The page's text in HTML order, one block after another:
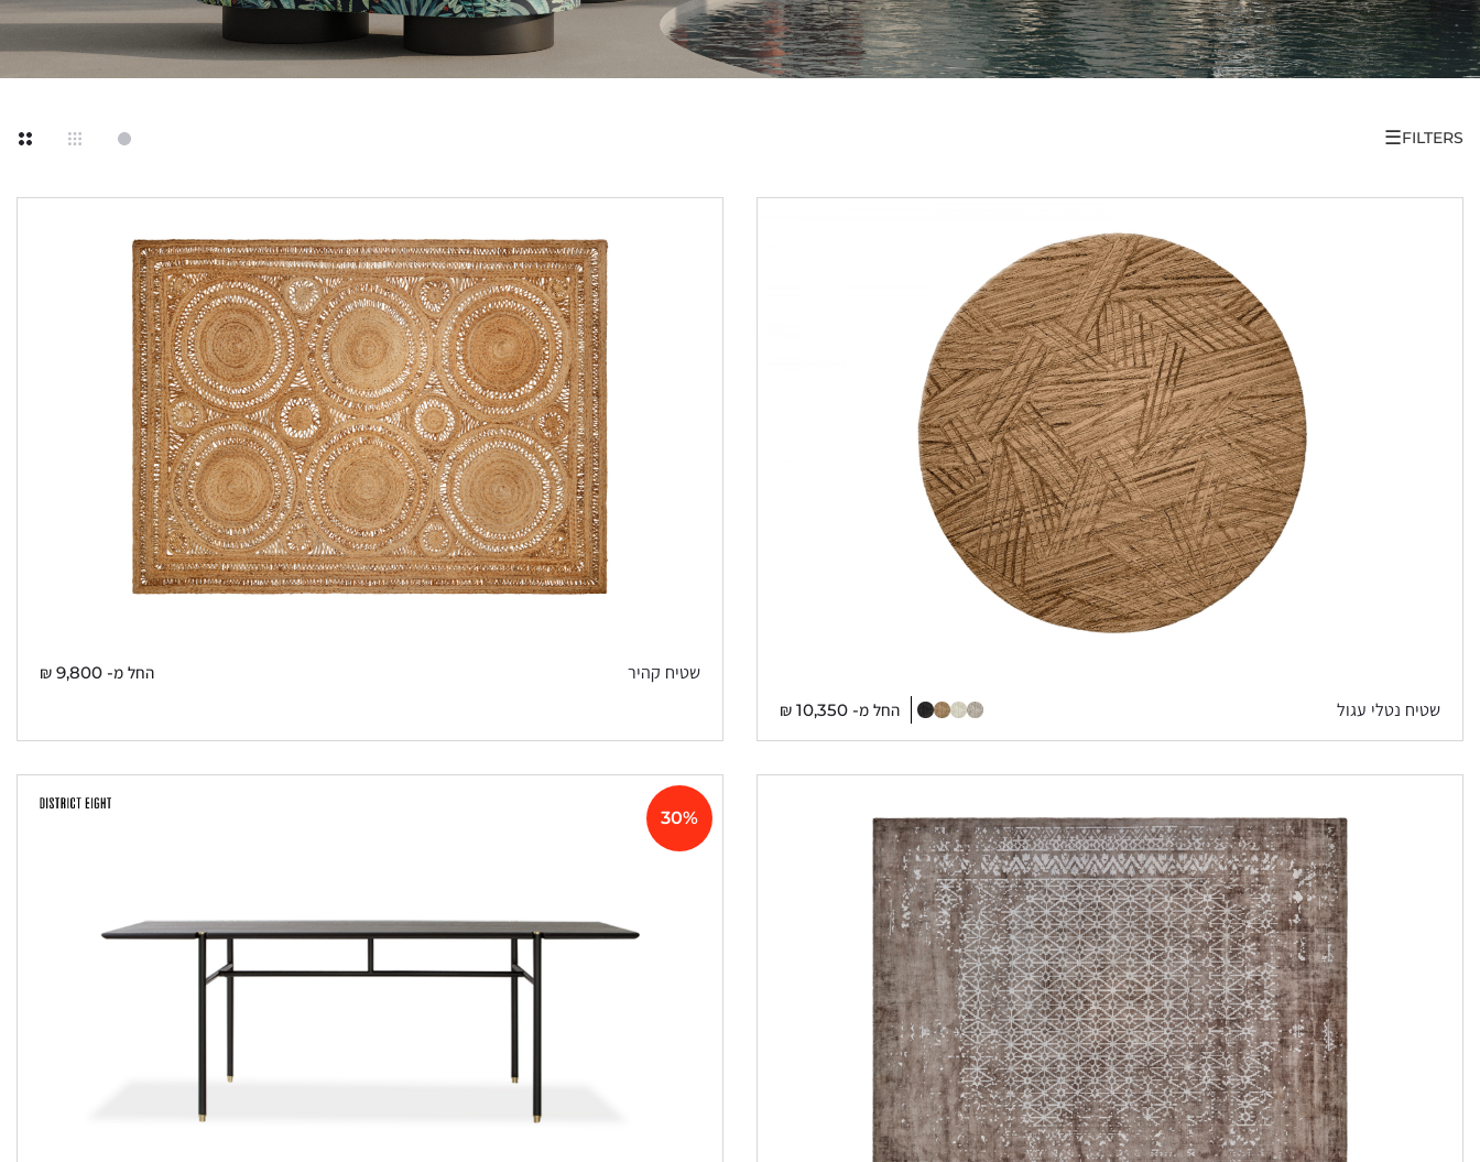
FILTERS
☰
שטיח נטלי עגול החל מ- 10,350
₪
שטיח קהיר החל מ- 9,800
₪
30%